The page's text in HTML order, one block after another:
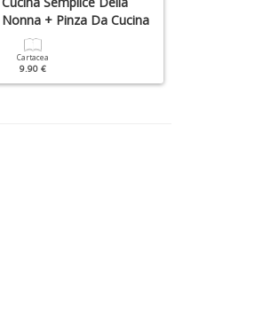
Nonna + Pinza Da Cucina
Cartacea
9.90 €